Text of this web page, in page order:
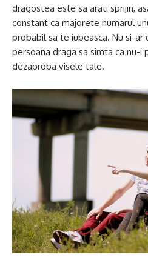
dragostea este sa arati sprijin,
constant ca majorete numarul
probabil sa te iubeasca. Nu si-ar
persoana draga sa simta ca nu-i
dezaproba visele tale.